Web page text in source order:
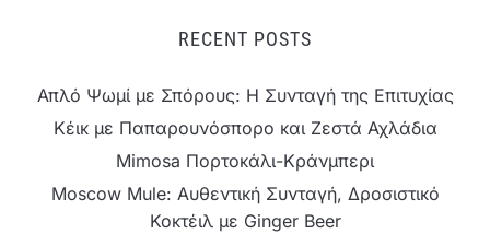
RECENT POSTS
Απλό Ψωμί με Σπόρους: Η Συνταγή της Επιτυχίας
Κέικ με Παπαρουνόσπορο και Ζεστά Αχλάδια
Mimosa Πορτοκάλι-Κράνμπερι
Moscow Mule: Αυθεντική Συνταγή, Δροσιστικό
Κοκτέιλ με Ginger Beer